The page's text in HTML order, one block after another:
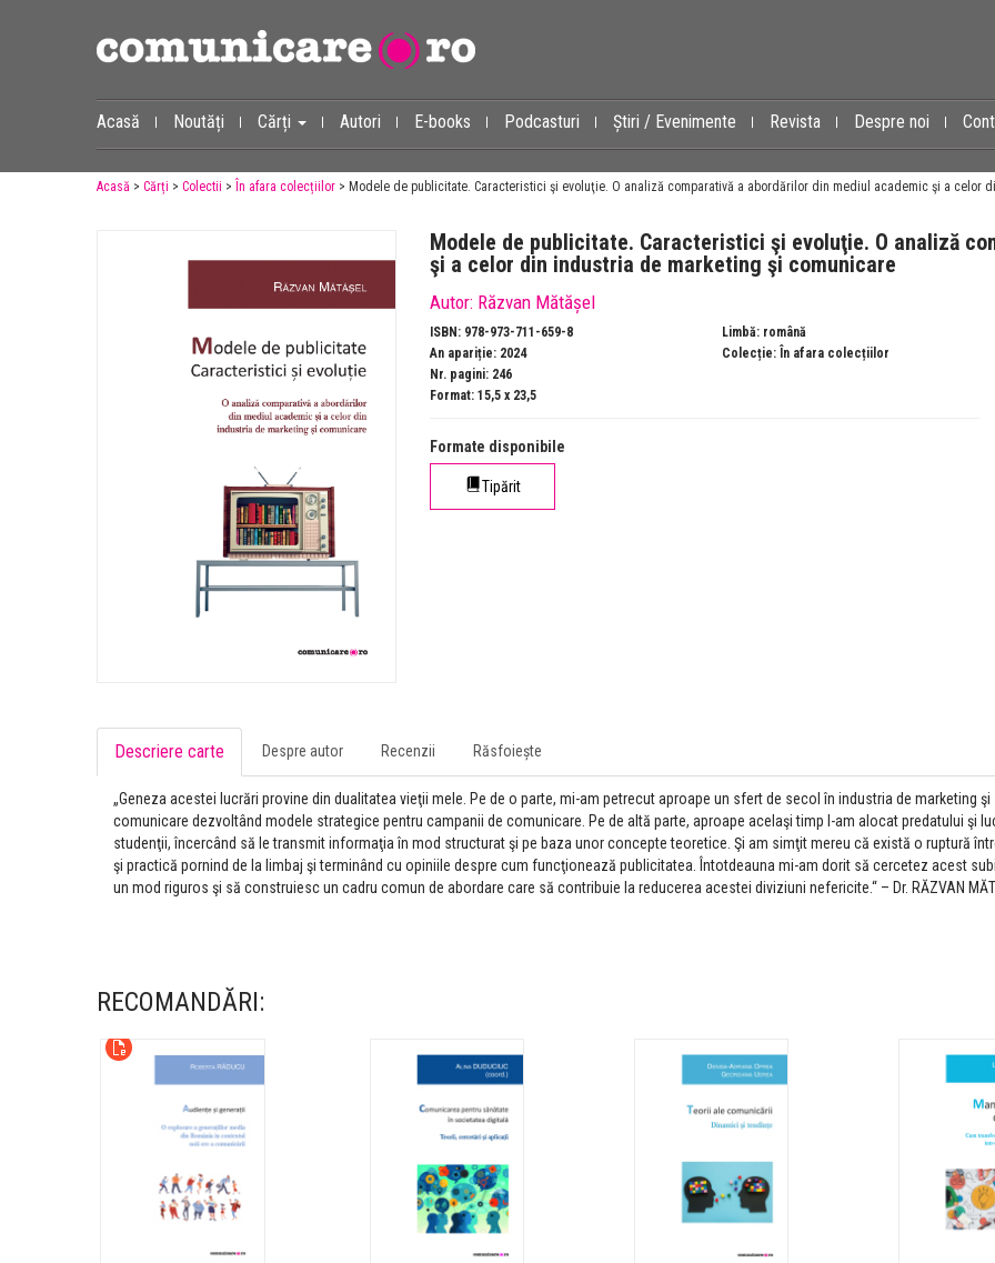
Acasă Noutăți Cărți Autori E-books Podcasturi Știri / Evenimente Revista Despre noi
Acasă > Cărți > Colectii > În afara colecțiilor > Modele de publicitate. Caracteristici şi evoluţie. O analiză comparativă a abordărilor din mediul academic şi a celor
Modele de publicitate. Caracteristici şi evoluţie. O analiză
şi a celor din industria de marketing şi comunicare
Autor: Răzvan Mătășel
ISBN: 978-973-711-659-8
An apariție: 2024
Nr. pagini: 246
Format: 15,5 x 23,5
Limbă: română
Colecție: În afara colecțiilor
Formate disponibile
Tipărit
Descriere carte Despre autor Recenzii Răsfoiește
„Geneza acestei lucrări provine din dualitatea vieţii mele. Pe de o parte, mi-am petrecut aproape un sfert de secol în industria de marketing şi
comunicare dezvoltând modele strategice pentru campanii de comunicare. Pe de altă parte, aproape acelaşi timp l-am alocat predatului şi
studenţii, încercând să le transmit informaţia în mod structurat şi pe baza unor concepte teoretice. Şi am simţit mereu că există o ruptură
şi practică pornind de la limbaj şi terminând cu opiniile despre cum funcţionează publicitatea. Întotdeauna mi-am dorit să cercetez acest
un mod riguros şi să construiesc un cadru comun de abordare care să contribuie la reducerea acestei diviziuni nefericite.“ – Dr. RĂZVAN
RECOMANDĂRI:
Lansare:
publice,
LANSARE: